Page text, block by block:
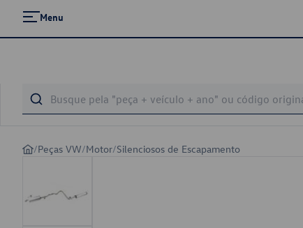
Menu
/Peças VW/Motor/Silenciosos de Escapamento